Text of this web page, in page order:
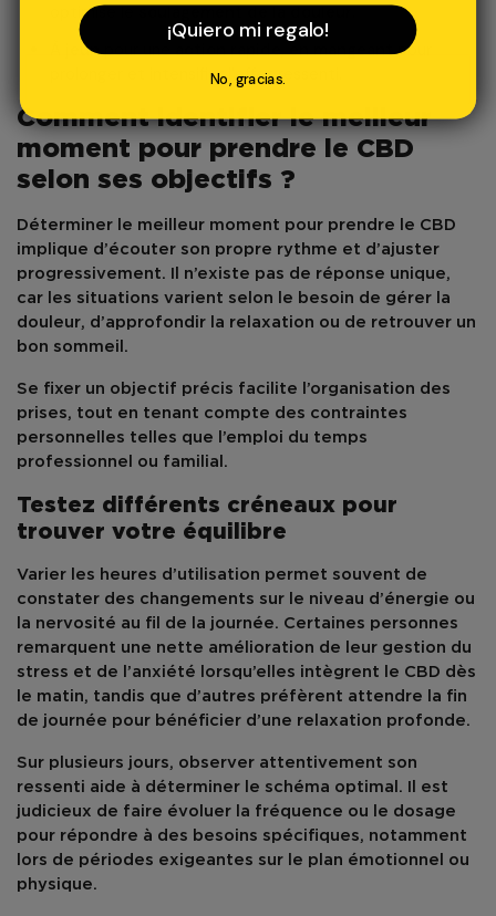
optimise lesoulagement de la douleur.
À jeunpour uneaction rapide,en mangeantpour
prolonger et intensifier l’effet ressenti.
Comment identifier le meilleur
moment pour prendre le CBD
selon ses objectifs ?
Déterminer le meilleur moment pour prendre le CBD
implique d’écouter son propre rythme et d’ajuster
progressivement. Il n’existe pas de réponse unique,
car les situations varient selon le besoin de gérer la
douleur, d’approfondir la relaxation ou de retrouver un
bon sommeil .
Se fixer un objectif précis facilite l’organisation des
prises, tout en tenant compte des contraintes
personnelles telles que l’emploi du temps
professionnel ou familial.
Testez différents créneaux pour
trouver votre équilibre
Varier les heures d’utilisation permet souvent de
constater des changements sur le niveau d’énergie ou
la nervosité au fil de la journée. Certaines personnes
remarquent une nette amélioration de leur gestion du
stress et de l’anxiété lorsqu’elles intègrent le CBD dès
le matin, tandis que d’autres préfèrent attendre la fin
de journée pour bénéficier d’une relaxation profonde.
Sur plusieurs jours, observer attentivement son
ressenti aide à déterminer le schéma optimal. Il est
judicieux de faire évoluer la fréquence ou le dosage
pour répondre à des besoins spécifiques, notamment
lors de périodes exigeantes sur le plan émotionnel ou
physique.
¡Quiero mi regalo!
No, gracias.